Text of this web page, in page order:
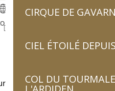
CIRQUE DE
CIEL ÉTOILÉ
COL DU
rouler librement sur les